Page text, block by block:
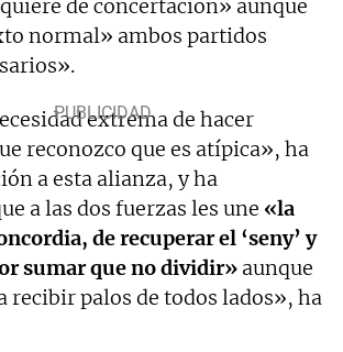
de concertación» aunque
normal» ambos partidos
extrema de hacer
reconozco que es atípica», ha
a esta alianza, y ha
a las dos fuerzas les une «la
de recuperar el ‘seny’ y
sumar que no dividir» aunque
recibir palos de todos lados», ha